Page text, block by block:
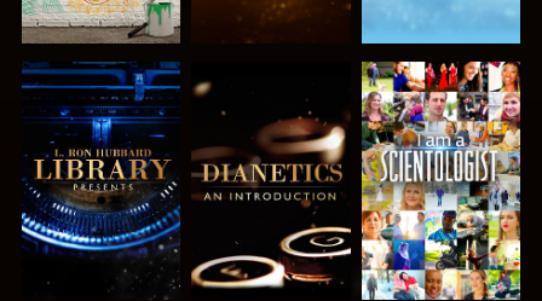
SERIE
ENTDECKEN
SERIE
ENTDECKEN
ANSEHEN